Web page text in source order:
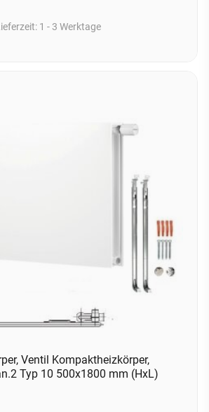
1 - 3 Werktage
Ventil Kompaktheizkörper,
Typ 10 500x1800 mm (HxL)